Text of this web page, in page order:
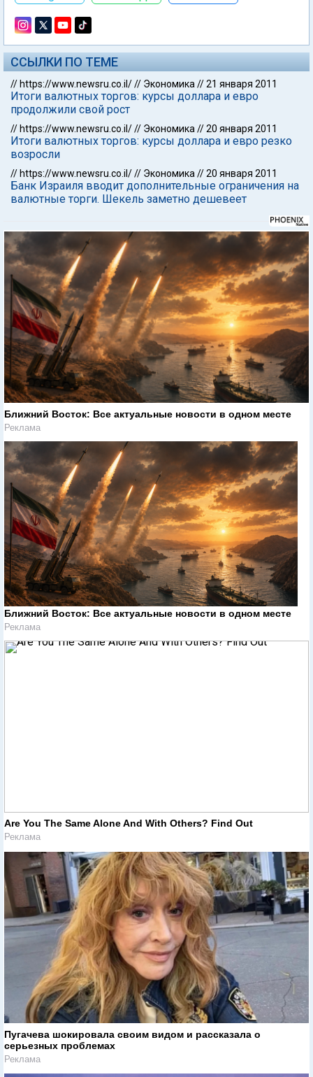
ССЫЛКИ ПО ТЕМЕ
// https://www.newsru.co.il/// Экономика //21 января 2011
Итоги валютных торгов: курсы доллара и евро
продолжили свой рост
// https://www.newsru.co.il/// Экономика //20 января 2011
Итоги валютных торгов: курсы доллара и евро резко
возросли
// https://www.newsru.co.il/// Экономика //20 января 2011
Банк Израиля вводит дополнительные ограничения на
валютные торги. Шекель заметно дешевеет
Ближний Восток: Все актуальные новости в одном месте
Реклама
Ближний Восток: Все актуальные новости в одном месте
Реклама
Are You The Same Alone And With Others? Find Out
Реклама
Пугачева шокировала своим видом и рассказала о
серьезных проблемах
Реклама